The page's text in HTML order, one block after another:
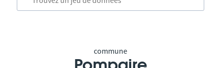
commune